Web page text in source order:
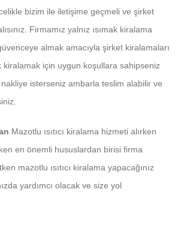
bizim ile iletişime geçmeli ve şirket
Firmamız yalnız ısımak kiralama
almak amacıyla şirket kiralamaları
kiralamak için uygun koşullara sahipseniz
nakliye isterseniz ambarla teslim alabilir ve
Mazotlu ısıtıcı kiralama hizmeti alırken
en önemli hususlardan birisi firma
mazotlu ısıtıcı kiralama yapacağınız
yardımcı olacak ve size yol